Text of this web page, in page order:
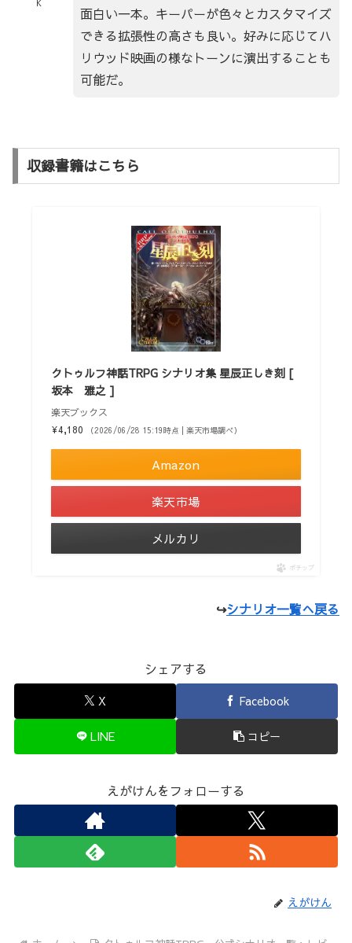
K
面白い一本。キーパーが色々とカスタマイズ
できる拡張性の高さも良い。好みに応じてハ
リウッド映画の様なトーンに演出することも
可能だ。
収録書籍はこちら
クトゥルフ神話TRPG シナリオ集 星辰正しき刻 [
坂本 雅之 ]
楽天ブックス
¥4,180
（2026/06/28 15:19時点 | 楽天市場調べ）
Amazon
楽天市場
メルカリ
ポチップ
↪シナリオ一覧へ戻る
シェアする
X Facebook
LINE コピー
えがけんをフォローする
えがけん